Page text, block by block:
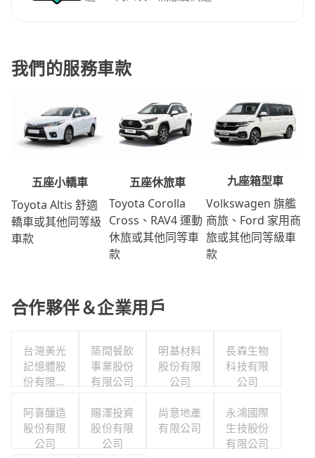
我們的服務車款
五座小轎車
Toyota Altis 舒適
轎車或其他同等級
車款
五座休旅車
Toyota Corolla
Cross、RAV4 運動
休旅或其他同等車
款
九座箱型車
Volkswagen 旗艦
商旅、Ford 家用商
旅或其他同等級車
款
合作夥伴＆企業用戶
台灣美光
記憶體股
份有限公
築間餐飲
事業股份
有限公司
明基材料
股份有限
公司
長森生物
科技有限
公司
阿喜釀造
股份有限
公司
賜澤投資
股份有限
公司
尚意地產
有限公司
永鴻國際
生技股份
有限公司